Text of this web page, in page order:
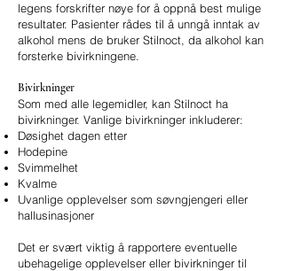
legens forskrifter nøye for å oppnå best mulige
resultater. Pasienter rådes til å unngå inntak av
alkohol mens de bruker Stilnoct, da alkohol kan
forsterke bivirkningene.
Bivirkninger
Som med alle legemidler, kan Stilnoct ha
bivirkninger. Vanlige bivirkninger inkluderer:
Døsighet dagen etter
Hodepine
Svimmelhet
Kvalme
Uvanlige opplevelser som søvngjengeri eller
hallusinasjoner
Det er svært viktig å rapportere eventuelle
ubehagelige opplevelser eller bivirkninger til